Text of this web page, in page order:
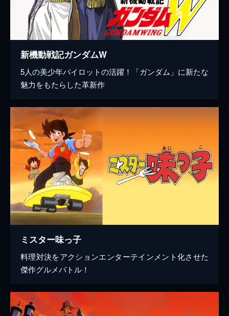
新機動戦記ガンダムW
5人の美少年パイロットの活躍！「ガンダム」に新たな
魅力をもたらした革新作
ミスター味っ子
料理対決をアクションエンターテインメント化させた
傑作グルメバトル！